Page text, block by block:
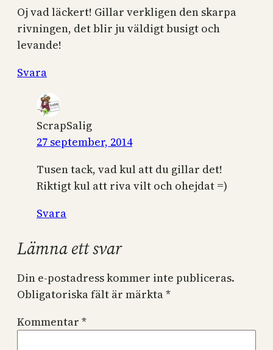
Oj vad läckert! Gillar verkligen den skarpa
rivningen, det blir ju väldigt busigt och
levande!
Svara
ScrapSalig
27 september, 2014
Tusen tack, vad kul att du gillar det!
Riktigt kul att riva vilt och ohejdat =)
Svara
Lämna ett svar
Din e-postadress kommer inte publiceras.
Obligatoriska fält är märkta*
Kommentar *